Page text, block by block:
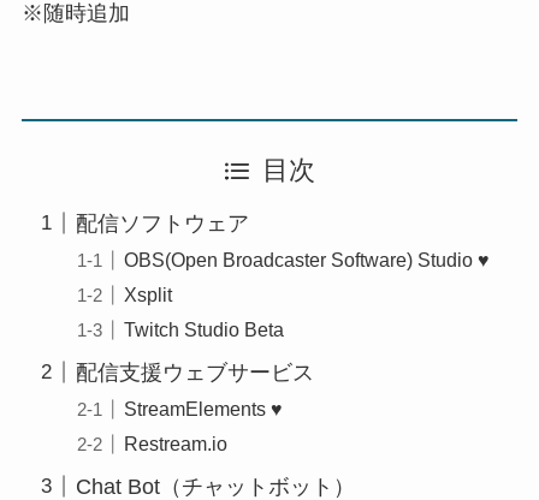
※随時追加
目次
配信ソフトウェア
OBS(Open Broadcaster Software) Studio ♥
Xsplit
Twitch Studio Beta
配信支援ウェブサービス
StreamElements ♥
Restream.io
Chat Bot（チャットボット）